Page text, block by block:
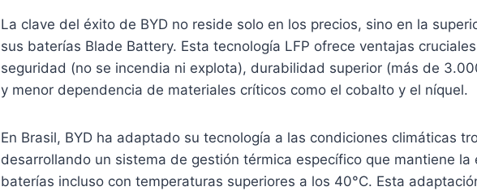
La clave del éxito de BYD no reside solo en los precios, sino en la
sus baterías Blade Battery. Esta tecnología LFP ofrece ventajas
seguridad (no se incendia ni explota), durabilidad superior (más de
y menor dependencia de materiales críticos como el cobalto y el níquel.
En Brasil, BYD ha adaptado su tecnología a las condiciones climáticas
desarrollando un sistema de gestión térmica específico que mantiene la
baterías incluso con temperaturas superiores a los 40°C. Esta